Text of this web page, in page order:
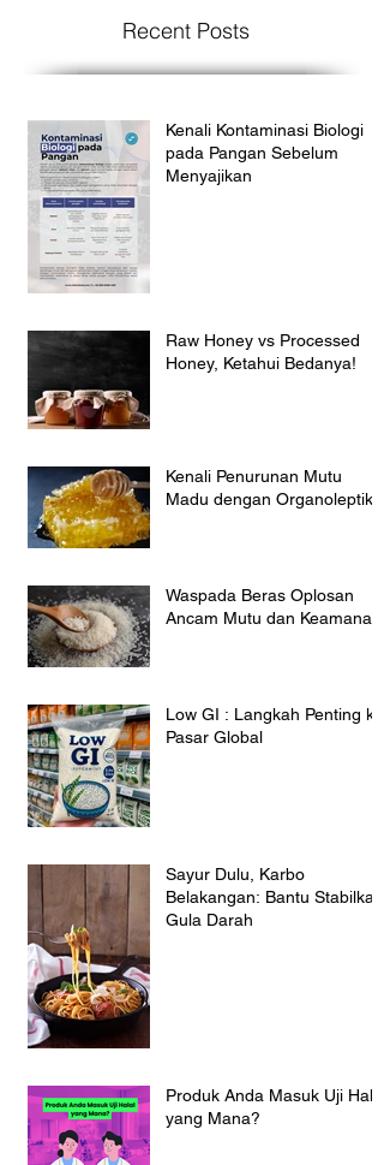
Recent Posts
Kenali Kontaminasi Biologi
pada Pangan Sebelum
Menyajikan
Raw Honey vs Processed
Honey, Ketahui Bedanya!
Kenali Penurunan Mutu
Madu dengan Organoleptik
Waspada Beras Oplosan
Ancam Mutu dan Keamanan
Low GI : Langkah Penting ke
Pasar Global
Sayur Dulu, Karbo
Belakangan: Bantu Stabilkan
Gula Darah
Produk Anda Masuk Uji Halal
yang Mana?